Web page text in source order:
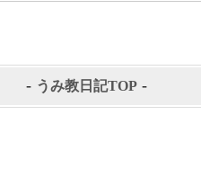
- うみ教日記TOP -